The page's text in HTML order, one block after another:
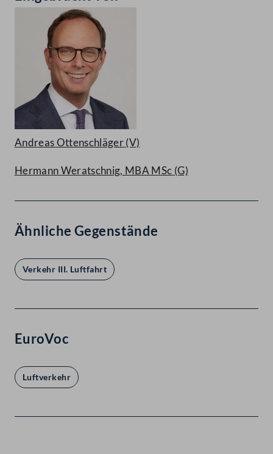
Andreas Ottenschläger(V)
Hermann Weratschnig, MBA MSc (G)
Ähnliche Gegenstände
Verkehr III. Luftfahrt
EuroVoc
Luftverkehr